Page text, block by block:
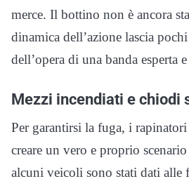
merce. Il bottino non è ancora
dinamica dell’azione lascia
dell’opera di una banda esperta
Mezzi incendiati e chiodi
Per garantirsi la fuga, i
creare un vero e proprio
alcuni veicoli sono stati dati alle